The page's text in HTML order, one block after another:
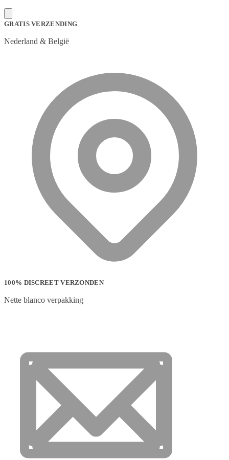
GRATIS VERZENDING
Nederland & België
100% DISCREET VERZONDEN
Nette blanco verpakking